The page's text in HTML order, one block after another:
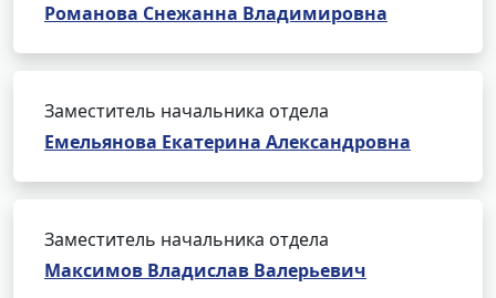
Романова Снежанна Владимировна
Заместитель начальника отдела
Емельянова Екатерина Александровна
Заместитель начальника отдела
Максимов Владислав Валерьевич